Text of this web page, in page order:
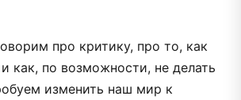
про критику, про то, как
как, по возможности, не делать
изменить наш мир к